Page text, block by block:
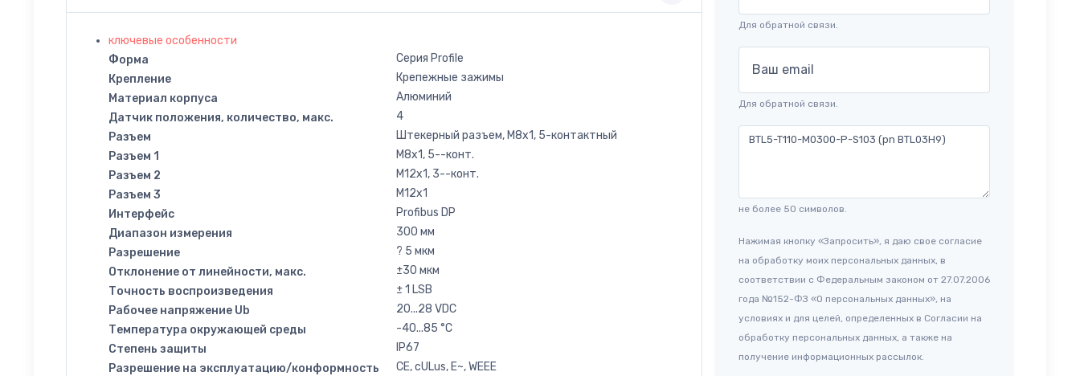
ключевые особенности
Форма
Серия Profile
Крепление
Крепежные зажимы
Материал корпуса
Алюминий
Датчик положения, количество, макс.
4
Разъем
Штекерный разъем, M8x1, 5-контактный
Разъем 1
M8x1, 5--конт.
Разъем 2
M12x1, 3--конт.
Разъем 3
M12x1
Интерфейс
Profibus DP
Диапазон измерения
300 мм
Разрешение
? 5 мкм
Отклонение от линейности, макс.
±30 мкм
Точность воспроизведения
± 1 LSB
Рабочее напряжение Ub
20...28 VDC
Температура окружающей среды
-40...85 °C
Степень защиты
IP67
Разрешение на эксплуатацию/конформность
CE, cULus, E~, WEEE
Для обратной связи.
Ваш email
Для обратной связи.
не более 50 символов.
Нажимая кнопку «Запросить», я даю свое согласие
на обработку моих персональных данных, в
соответствии с Федеральным законом от 27.07.2006
года №152-ФЗ «О персональных данных», на
условиях и для целей, определенных в Согласии на
обработку персональных данных, а также на
получение информационных рассылок.